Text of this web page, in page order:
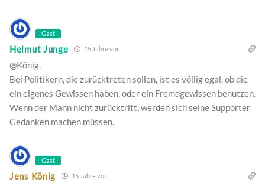
Gast
Helmut Junge 15 Jahre vor
@König,
Bei Politikern, die zurücktreten sollen, ist es völlig egal, ob die
ein eigenes Gewissen haben, oder ein Fremdgewissen benutzen.
Wenn der Mann nicht zurücktritt, werden sich seine Supporter
Gedanken machen müssen.
Gast
Jens König 15 Jahre vor